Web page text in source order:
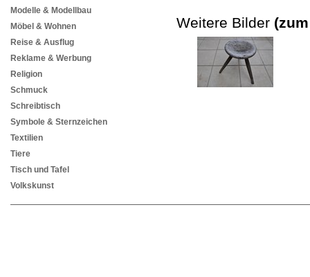
Modelle & Modellbau
Möbel & Wohnen
Reise & Ausflug
Reklame & Werbung
Religion
Schmuck
Schreibtisch
Symbole & Sternzeichen
Textilien
Tiere
Tisch und Tafel
Volkskunst
Weitere Bilder